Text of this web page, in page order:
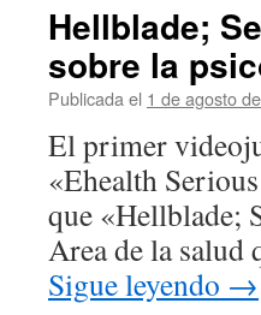
Hellblade;
sobre la
Publicada el 1 de agosto
El primer
«Ehealth
que «Hellblade;
Area de la
Sigue leyendo →